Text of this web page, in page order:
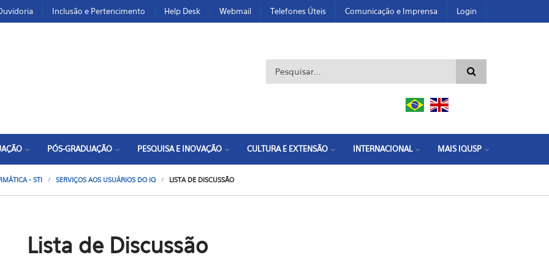
Inclusão e Pertencimento Help Desk Webmail Telefones Úteis Comunicação e Imprensa Login
Formulário de busca
PÓS-GRADUAÇÃO PESQUISA E INOVAÇÃO CULTURA E EXTENSÃO INTERNACIONAL MAIS IQUSP
- STI SERVIÇOS AOS USUÁRIOS DO IQ LISTA DE DISCUSSÃO
Lista de Discussão